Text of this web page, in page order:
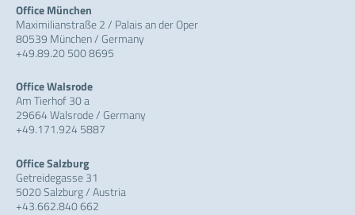
Office München
Maximilianstraße 2 / Palais an der Oper
80539 München / Germany
+49.89.20 500 8695
Office Walsrode
Am Tierhof 30 a
29664 Walsrode / Germany
+49.171.924 5887
Office Salzburg
Getreidegasse 31
5020 Salzburg / Austria
+43.662.840 662